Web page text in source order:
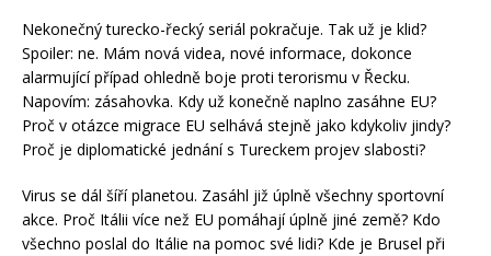
Nekonečný turecko-řecký seriál pokračuje. Tak už je klid?
Spoiler: ne. Mám nová videa, nové informace, dokonce
alarmující případ ohledně boje proti terorismu v Řecku.
Napovím: zásahovka. Kdy už konečně naplno zasáhne EU?
Proč v otázce migrace EU selhává stejně jako kdykoliv jindy?
Proč je diplomatické jednání s Tureckem projev slabosti?
Virus se dál šíří planetou. Zasáhl již úplně všechny sportovní
akce. Proč Itálii více než EU pomáhají úplně jiné země? Kdo
všechno poslal do Itálie na pomoc své lidi? Kde je Brusel při